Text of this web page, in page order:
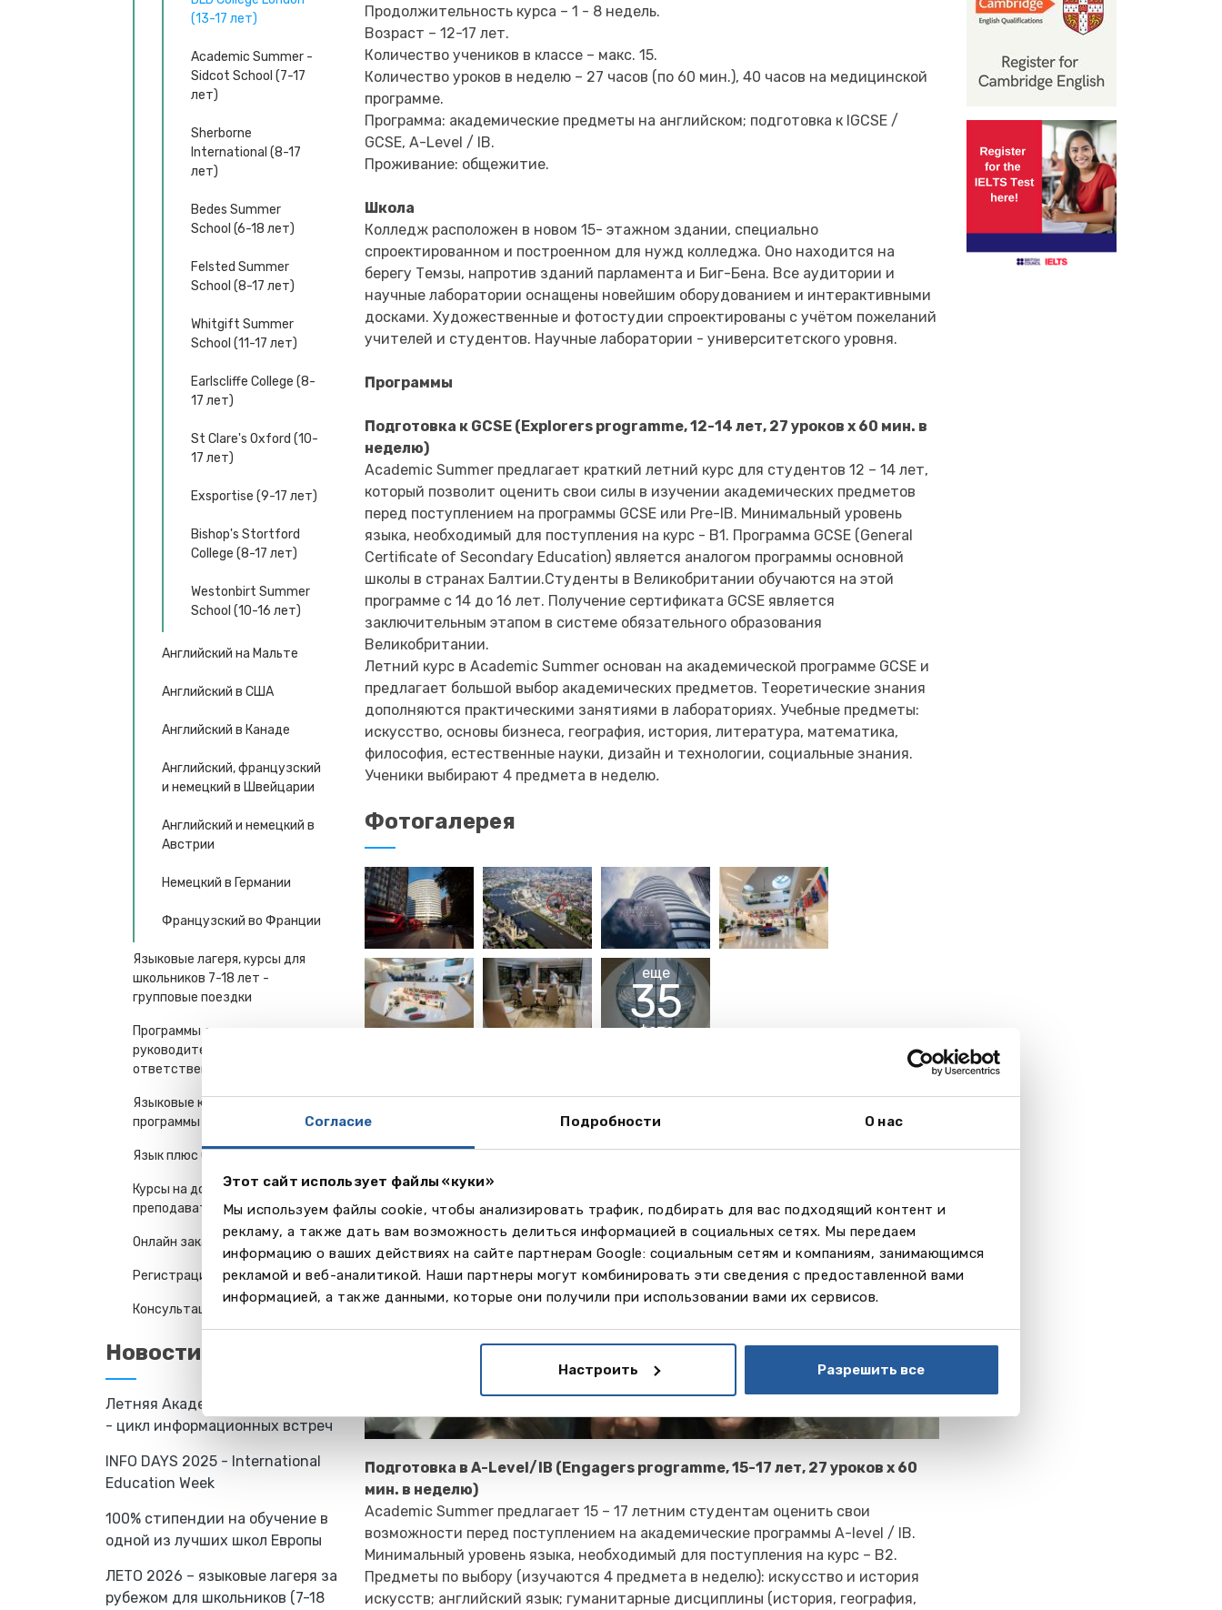
Согласие Подробности О нас
Этот сайт использует файлы «куки»
Мы используем файлы cookie, чтобы анализировать трафик, подбирать для вас подходящий контент и
рекламу, а также дать вам возможность делиться информацией в социальных сетях. Мы передаем
информацию о ваших действиях на сайте партнерам Google: социальным сетям и компаниям, занимающимся
рекламой и веб-аналитикой. Наши партнеры могут комбинировать эти сведения с предоставленной вами
информацией, а также данными, которые они получили при использовании вами их сервисов.
Настроить Разрешить все
(13-17 лет)
Academic Summer -
Sidcot School (7-17
лет)
Sherborne
International (8-17
лет)
Bedes Summer
School (6-18 лет)
Felsted Summer
School (8-17 лет)
Whitgift Summer
School (11-17 лет)
Earlscliffe College (8-
17 лет)
St Clare's Oxford (10-
17 лет)
Exsportise (9-17 лет)
Bishop's Stortford
College (8-17 лет)
Westonbirt Summer
School (10-16 лет)
Английский на Мальте
Английский в США
Английский в Канаде
Английский, французский
и немецкий в Швейцарии
Английский и немецкий в
Австрии
Немецкий в Германии
Французский во Франции
Языковые лагеря, курсы для
школьников 7-18 лет -
групповые поездки
Программы для
руководителей и
ответственных работников
Языковые курсы - семейные
программы
Язык плюс Спорт
Курсы на дому у
преподавателя
Онлайн заказ
Регистрация на консультацию
Консультация 2026
Новости
Летняя Академия Baltic Council
- цикл информационных встреч
INFO DAYS 2025 - International
Education Week
100% стипендии на обучение в
одной из лучших школ Европы
ЛЕТО 2026 – языковые лагеря за
рубежом для школьников (7-18
Продолжительность курса – 1 - 8 недель.
Возраст – 12-17 лет.
Количество учеников в классе – макс. 15.
Количество уроков в неделю – 27 часов (по 60 мин.), 40 часов на медицинской
программе.
Программа: академические предметы на английском; подготовка к IGCSE /
GCSE, A-Level / IB.
Проживание: общежитие.
Школа
Колледж расположен в новом 15- этажном здании, специально
спроектированном и построенном для нужд колледжа. Оно находится на
берегу Темзы, напротив зданий парламента и Биг-Бена. Все аудитории и
научные лаборатории оснащены новейшим оборудованием и интерактивными
досками. Художественные и фотостудии спроектированы с учётом пожеланий
учителей и студентов. Научные лаборатории - университетского уровня.
Программы
Подготовка к GCSE (Explorers programme, 12-14 лет, 27 уроков х 60 мин. в
неделю)
Academic Summer предлагает краткий летний курс для студентов 12 – 14 лет,
который позволит оценить свои силы в изучении академических предметов
перед поступлением на программы GCSE или Pre-IB. Минимальный уровень
языка, необходимый для поступления на курс - B1. Программа GCSE (General
Certificate of Secondary Education) является аналогом программы основной
школы в странах Балтии.Студенты в Великобритании обучаются на этой
программе с 14 до 16 лет. Получение сертификата GCSE является
заключительным этапом в системе обязательного образования
Великобритании.
Летний курс в Academiс Summer основан на академической программе GCSE и
предлагает большой выбор академических предметов. Теоретические знания
дополняются практическими занятиями в лабораториях. Учебные предметы:
искусство, основы бизнеса, география, история, литература, математика,
философия, естественные науки, дизайн и технологии, социальные знания.
Ученики выбирают 4 предмета в неделю.
Фотогалерея
еще
35
фото
Подготовка в A-Level/IB (Engagers programme, 15-17 лет, 27 уроков х 60
мин. в неделю)
Academiс Summer предлагает 15 – 17 летним студентам оценить свои
возможности перед поступлением на академические программы A-level / IB.
Минимальный уровень языка, необходимый для поступления на курс – B2.
Предметы по выбору (изучаются 4 предмета в неделю): искусство и история
искусств; английский язык; гуманитарные дисциплины (история, география,